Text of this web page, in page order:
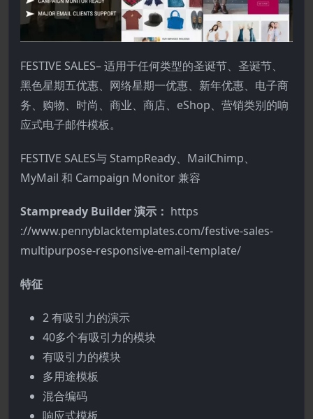
FESTIVE SALES– 适用于任何类型的圣诞节、圣诞节、
黑色星期五优惠、网络星期一优惠、新年优惠、电子商
务、购物、时尚、商业、商店、eShop、营销类别的响
应式电子邮件模板。
FESTIVE SALES与 StampReady、MailChimp、
MyMail 和 Campaign Monitor 兼容
Stampready Builder 演示： https
://www.pennyblacktemplates.com/festive-sales-
multipurpose-responsive-email-template/
特征
2 有吸引力的演示
40多个有吸引力的模块
有吸引力的模块
多用途模板
混合编码
响应式模板